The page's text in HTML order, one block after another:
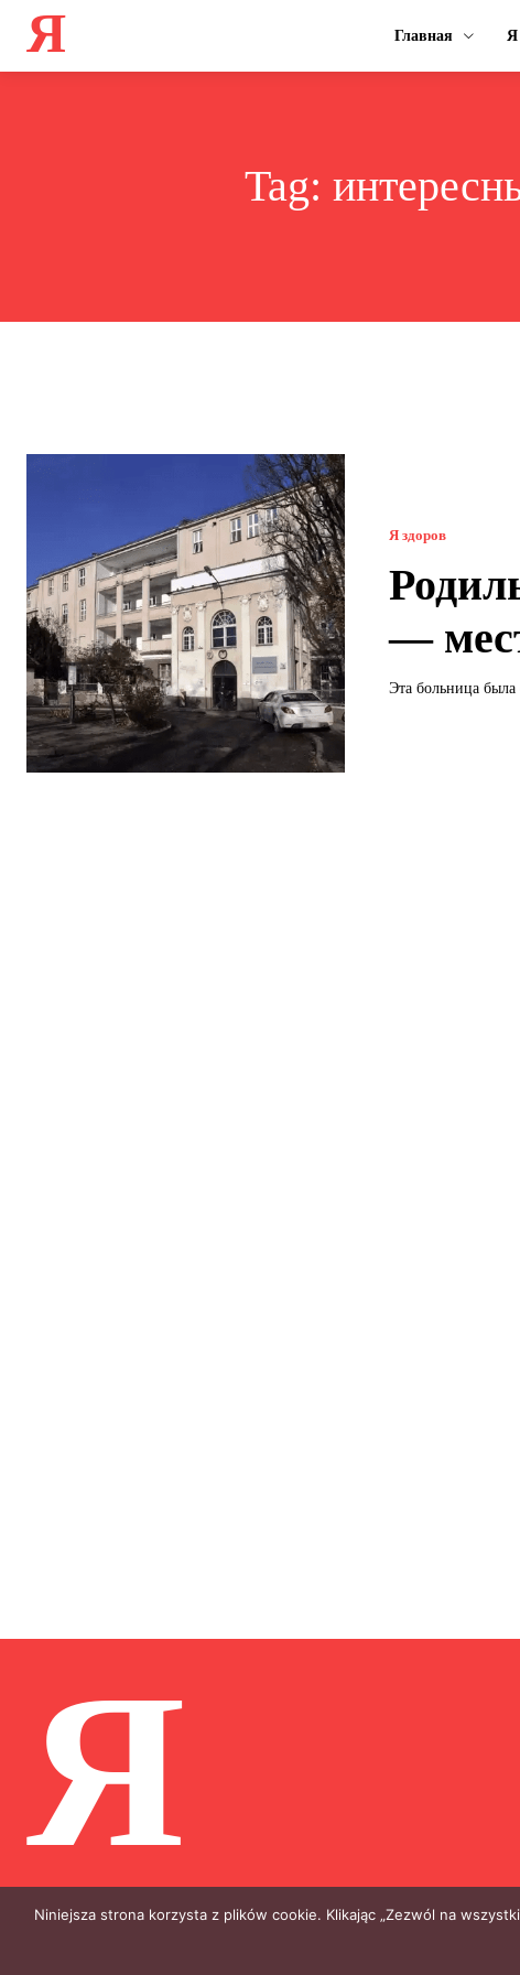
Я Главная Я
Tag:
Я здоров
—
Эта больница
Я
Niniejsza strona korzysta z plików cookie. Klikając „Zezwól na